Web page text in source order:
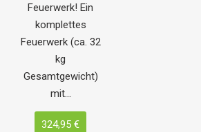
Feuerwerk! Ein
komplettes
Feuerwerk (ca. 32
kg
Gesamtgewicht)
mit…
324,95 €